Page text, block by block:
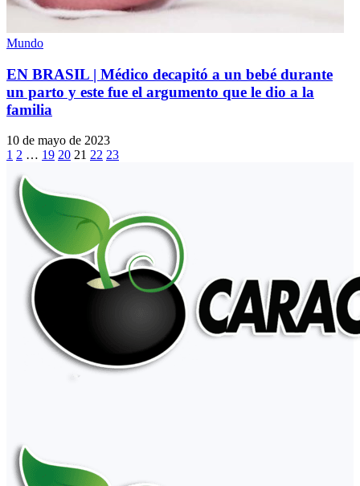
Mundo
EN BRASIL | Médico decapitó a un bebé durante
un parto y este fue el argumento que le dio a la
familia
10 de mayo de 2023
1 2 … 19 20 21 22 23